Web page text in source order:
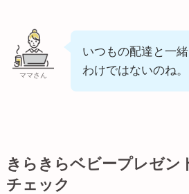
ママさん
いつもの配達と一
わけではないのね。
きらきらベビープレゼン
チェック